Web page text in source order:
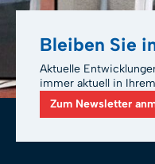
Bleiben Sie
Aktuelle
immer aktuell in
Zum Newsletter